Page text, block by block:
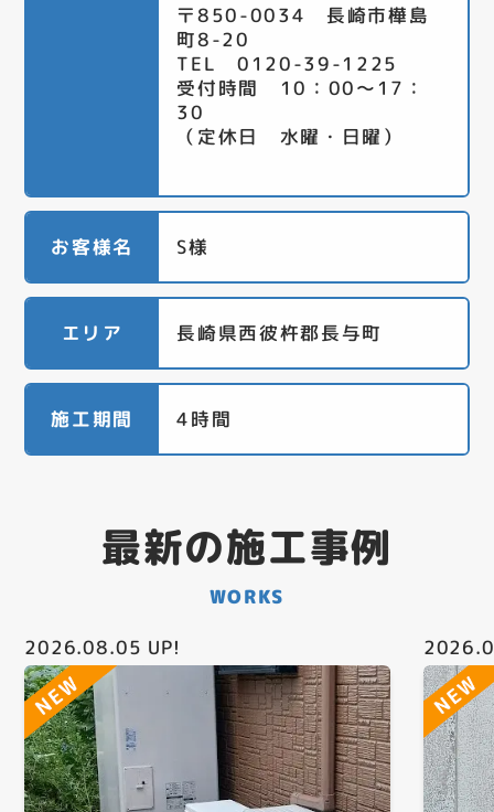
〒850-0034 長崎市樺島
町8-20
TEL 0120-39-1225
受付時間 10：00～17：
30
（定休日 水曜・日曜）
お客様名 S様
エリア 長崎県西彼杵郡長与町
施工期間 4時間
最新の施工事例
WORKS
2026.08.05 UP!